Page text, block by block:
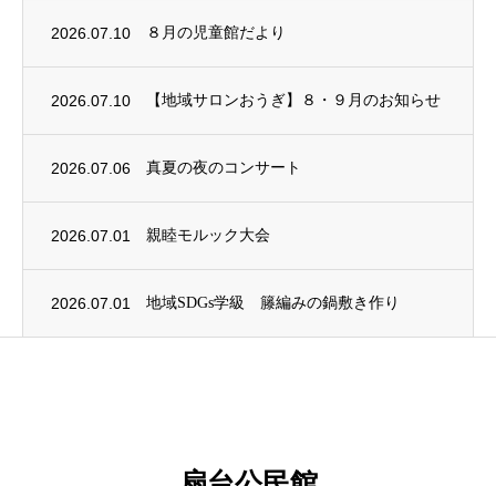
2026.07.10 ８月の児童館だより
2026.07.10 【地域サロンおうぎ】８・９月のお知らせ
2026.07.06 真夏の夜のコンサート
2026.07.01 親睦モルック大会
2026.07.01 地域SDGs学級 籐編みの鍋敷き作り